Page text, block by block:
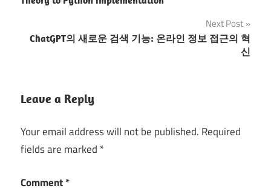
Next Post
ChatGPT의 새로운 검색 기능: 온라인 정보 접근의 혁
신
Leave a Reply
Your email address will not be published. Required
fields are marked *
Comment*